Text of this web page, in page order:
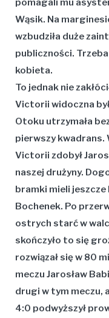
Wąsik. Na
wzbudziła duże
publiczności.
kobieta.
To jednak nie
Victorii widoczna
Otoku utrzymała
pierwszy kwadrans.
Victorii zdobył
naszej drużyny.
bramki mieli jeszcze
Bochenek. Po
ostrych starć w
skończyło to się
rozwiązał się w 80
meczu Jarosław
drugi w tym meczu,
4:0 podwyższył